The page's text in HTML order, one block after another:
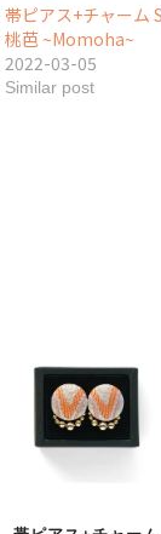
帯ピアス+チャーム
桃芭 ~Momoha~
2022-03-05
Similar post